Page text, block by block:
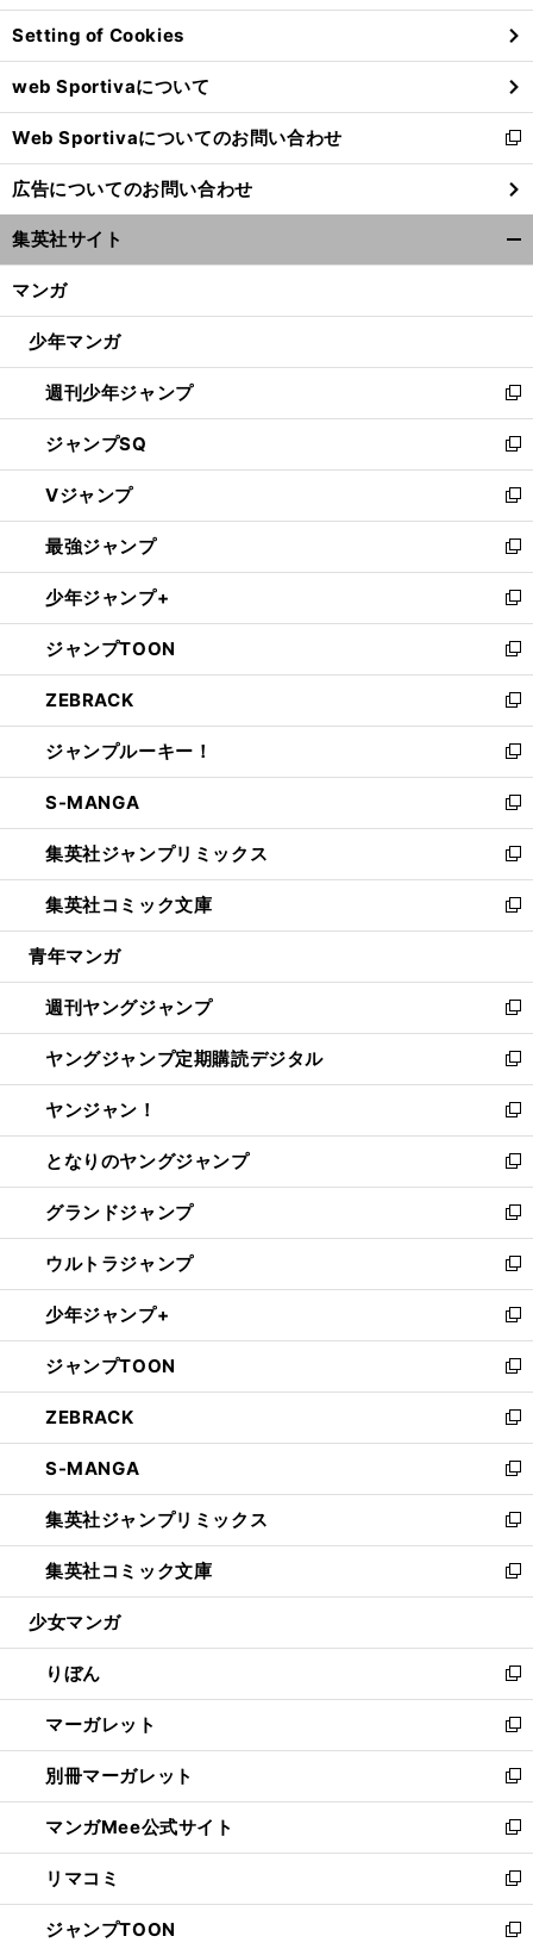
決
、
。
休
」
ン
ド
ウ
で
開
く
Setting of Cookies
web Sportivaについて
Web Sportivaについてのお問い合わせ
新
し
い
ウ
ィ
ン
ウ
開
く
広告についてのお問い合わせ
集英社サイト
マンガ
少年マンガ
週刊少年ジャンプ
新
し
い
ウ
ィ
ン
ド
ウ
で
開
く
ジャンプSQ
新
し
い
ウ
ィ
ン
ド
ウ
で
開
く
Vジャンプ
新
し
い
ウ
ィ
ン
ド
ウ
で
開
く
最強ジャンプ
新
し
い
ウ
ィ
ン
ド
ウ
で
開
く
少年ジャンプ+
新
し
い
ウ
ィ
ン
ド
ウ
で
開
く
ジャンプTOON
新
し
い
ウ
ィ
ン
ド
ウ
で
開
く
ZEBRACK
新
し
い
ウ
ィ
ン
ド
ウ
で
開
ジャンプルーキー！
新
し
い
ウ
ィ
ン
ド
ウ
開
く
S-MANGA
新
し
い
ウ
ィ
ン
ウ
で
開
く
集英社ジャンプリミックス
新
し
い
ウ
ン
ド
ウ
で
開
く
集英社コミック文庫
新
し
ウ
ィ
ン
ド
ウ
で
開
く
青年マンガ
週刊ヤングジャンプ
新
し
い
ウ
ィ
ン
ド
ウ
で
開
く
ヤングジャンプ定期購読デジタル
新
し
い
ウ
ィ
ン
ド
ウ
で
開
く
ヤンジャン！
新
し
い
ウ
ィ
ン
ド
ウ
で
開
く
となりのヤングジャンプ
新
し
い
ウ
ィ
ン
ド
ウ
で
開
く
グランドジャンプ
新
し
い
ウ
ィ
ン
ド
ウ
で
開
く
ウルトラジャンプ
新
し
い
ウ
ィ
ン
ド
ウ
で
開
く
少年ジャンプ+
新
し
い
ウ
ィ
ン
ド
ウ
で
開
く
ジャンプTOON
新
し
い
ウ
ィ
ン
ド
ウ
で
開
ZEBRACK
新
し
い
ウ
ィ
ン
ド
ウ
開
く
S-MANGA
新
し
い
ウ
ィ
ン
ウ
で
開
く
集英社ジャンプリミックス
新
し
い
ウ
ン
ド
ウ
で
開
く
集英社コミック文庫
新
し
ウ
ィ
ン
ド
ウ
で
開
く
少女マンガ
りぼん
新
し
い
ウ
ィ
ン
ド
ウ
で
開
く
マーガレット
新
し
い
ウ
ィ
ン
ド
ウ
で
別冊マーガレット
新
し
い
ウ
ィ
ン
ド
マンガMee公式サイト
新
し
い
ウ
ィ
リマコミ
新
し
い
ジャンプTOON
新